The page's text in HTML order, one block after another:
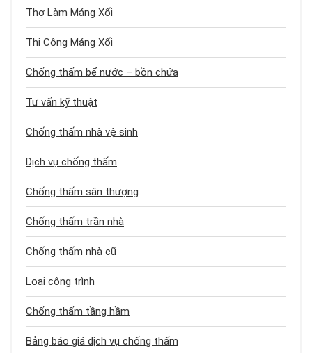
Thợ Làm Máng Xối
Thi Công Máng Xối
Chống thấm bể nước – bồn chứa
Tư vấn kỹ thuật
Chống thấm nhà vệ sinh
Dịch vụ chống thấm
Chống thấm sân thượng
Chống thấm trần nhà
Chống thấm nhà cũ
Loại công trình
Chống thấm tầng hầm
Bảng báo giá dịch vụ chống thấm